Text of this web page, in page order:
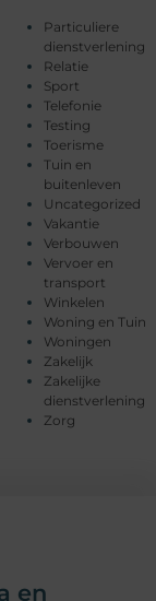
Particuliere
dienstverlening
Relatie
Sport
Telefonie
Testing
Toerisme
Tuin en
buitenleven
Uncategorized
Vakantie
Verbouwen
Vervoer en
transport
Winkelen
Woning en Tuin
Woningen
Zakelijk
Zakelijke
dienstverlening
Zorg
en